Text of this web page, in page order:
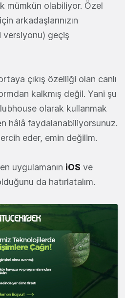
mümkün olabiliyor. Özel
arkadaşlarınızın
geçiş
çıkış özelliği olan canlı
kalkmış değil. Yani şu
olarak kullanmak
hâlâ faydalanabiliyorsunuz.
eder, emin değilim.
uygulamanın iOS ve
da hatırlatalım.